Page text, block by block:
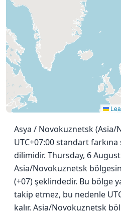
Asya / Novokuznetsk (Asia/
UTC+07:00 standart
dilimidir. Thursday, 6
Asia/Novokuznetsk
(+07) şeklindedir. Bu bölge
takip etmez, bu nedenle
kalır. Asia/Novokuznetsk